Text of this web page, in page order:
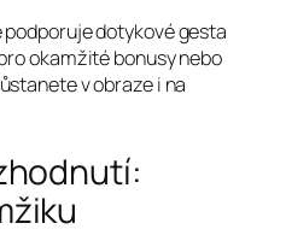
dotykové gesta
okamžité bonusy nebo
v obraze i na